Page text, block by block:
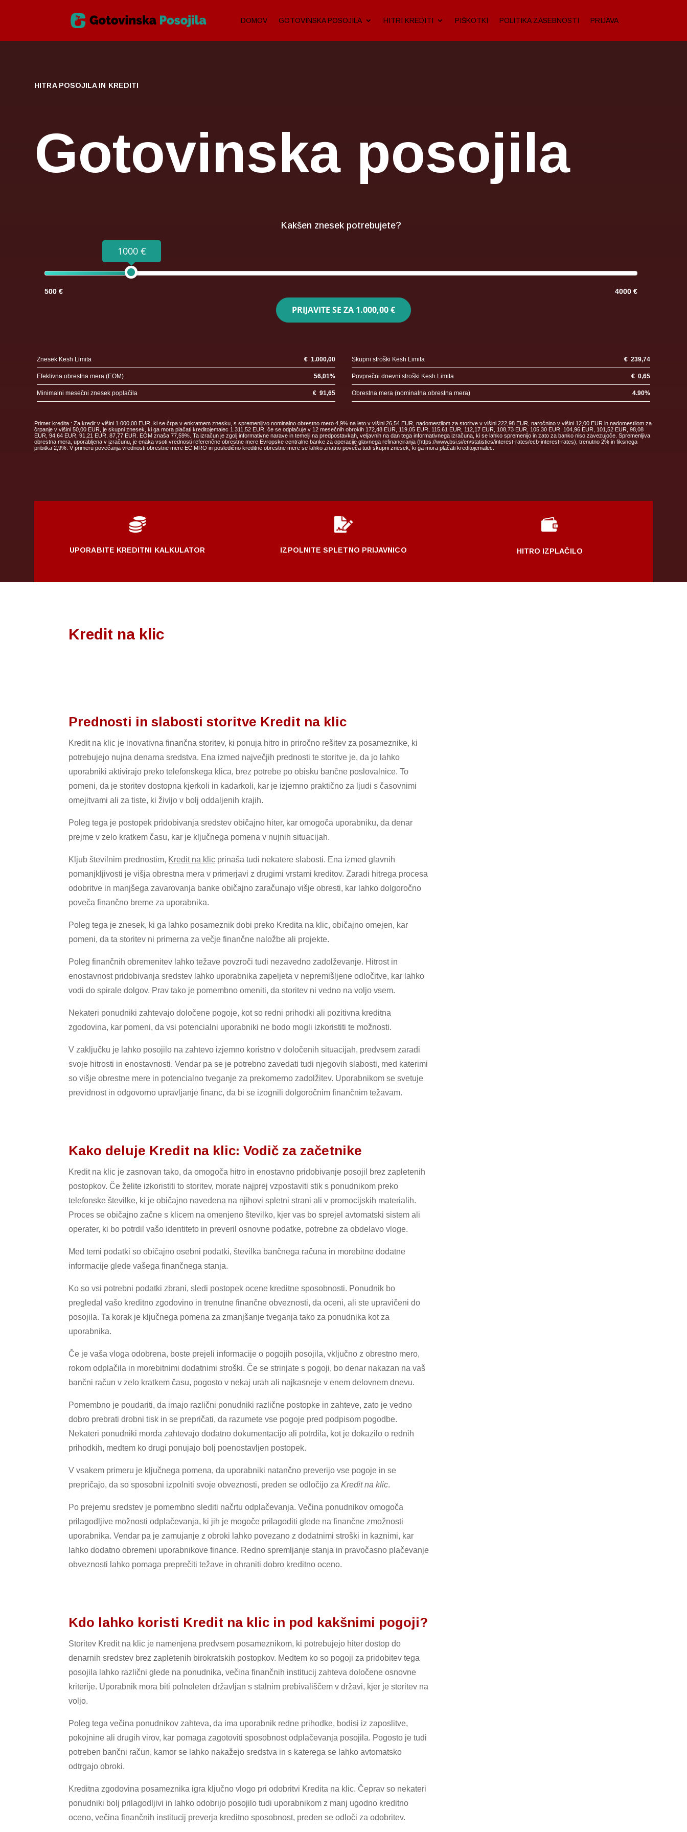
DOMOV GOTOVINSKA POSOJILA HITRI KREDITI PIŠKOTKI POLITIKA ZASEBNOSTI PRIJAVA
HITRA POSOJILA IN KREDITI
Gotovinska posojila
Kakšen znesek potrebujete?
1000 €
500 € 4000 €
PRIJAVITE SE ZA 1.000,00 €
Znesek Kesh Limita € 1.000,00 Skupni stroški Kesh Limita € 239,74
Efektivna obrestna mera (EOM) 56,01% Povprečni dnevni stroški Kesh Limita € 0,65
Minimalni mesečni znesek poplačila € 91,65 Obrestna mera (nominalna obrestna mera) 4.90%
Primer kredita : Za kredit v višini 1.000,00 EUR, ki se črpa v enkratnem znesku, s spremenljivo nominalno obrestno mero 4,9% na leto v višini 26,54 EUR, nadomestilom za storitve v višini 222,98 EUR, naročnino v višini 12,00 EUR in nadomestilom za
črpanje v višini 50,00 EUR, je skupni znesek, ki ga mora plačati kreditojemalec 1.311,52 EUR, če se odplačuje v 12 mesečnih obrokih 172,48 EUR, 119,05 EUR, 115,61 EUR, 112,17 EUR, 108,73 EUR, 105,30 EUR, 104,96 EUR, 101,52 EUR, 98,08
EUR, 94,64 EUR, 91,21 EUR, 87,77 EUR. EOM znaša 77,59%. Ta izračun je zgolj informativne narave in temelji na predpostavkah, veljavnih na dan tega informativnega izračuna, ki se lahko spremenijo in zato za banko niso zavezujoče. Spremenljiva
obrestna mera, uporabljena v izračunu, je enaka vsoti vrednosti referenčne obrestne mere Evropske centralne banke za operacije glavnega refinanciranja (https://www.bsi.si/en/statistics/interest-rates/ecb-interest-rates), trenutno 2% in fiksnega
pribitka 2,9%. V primeru povečanja vrednosti obrestne mere EC MRO in posledično kreditne obrestne mere se lahko znatno poveča tudi skupni znesek, ki ga mora plačati kreditojemalec.

UPORABITE KREDITNI KALKULATOR

IZPOLNITE SPLETNO PRIJAVNICO

HITRO IZPLAČILO
Kredit na klic
Prednosti in slabosti storitve Kredit na klic
Kredit na klic je inovativna finančna storitev, ki ponuja hitro in priročno rešitev za posameznike, ki
potrebujejo nujna denarna sredstva. Ena izmed največjih prednosti te storitve je, da jo lahko
uporabniki aktivirajo preko telefonskega klica, brez potrebe po obisku bančne poslovalnice. To
pomeni, da je storitev dostopna kjerkoli in kadarkoli, kar je izjemno praktično za ljudi s časovnimi
omejitvami ali za tiste, ki živijo v bolj oddaljenih krajih.
Poleg tega je postopek pridobivanja sredstev običajno hiter, kar omogoča uporabniku, da denar
prejme v zelo kratkem času, kar je ključnega pomena v nujnih situacijah.
Kljub številnim prednostim, Kredit na klic prinaša tudi nekatere slabosti. Ena izmed glavnih
pomanjkljivosti je višja obrestna mera v primerjavi z drugimi vrstami kreditov. Zaradi hitrega procesa
odobritve in manjšega zavarovanja banke običajno zaračunajo višje obresti, kar lahko dolgoročno
poveča finančno breme za uporabnika.
Poleg tega je znesek, ki ga lahko posameznik dobi preko Kredita na klic, običajno omejen, kar
pomeni, da ta storitev ni primerna za večje finančne naložbe ali projekte.
Poleg finančnih obremenitev lahko težave povzroči tudi nezavedno zadolževanje. Hitrost in
enostavnost pridobivanja sredstev lahko uporabnika zapeljeta v nepremišljene odločitve, kar lahko
vodi do spirale dolgov. Prav tako je pomembno omeniti, da storitev ni vedno na voljo vsem.
Nekateri ponudniki zahtevajo določene pogoje, kot so redni prihodki ali pozitivna kreditna
zgodovina, kar pomeni, da vsi potencialni uporabniki ne bodo mogli izkoristiti te možnosti.
V zaključku je lahko posojilo na zahtevo izjemno koristno v določenih situacijah, predvsem zaradi
svoje hitrosti in enostavnosti. Vendar pa se je potrebno zavedati tudi njegovih slabosti, med katerimi
so višje obrestne mere in potencialno tveganje za prekomerno zadolžitev. Uporabnikom se svetuje
previdnost in odgovorno upravljanje financ, da bi se izognili dolgoročnim finančnim težavam.
Kako deluje Kredit na klic: Vodič za začetnike
Kredit na klic je zasnovan tako, da omogoča hitro in enostavno pridobivanje posojil brez zapletenih
postopkov. Če želite izkoristiti to storitev, morate najprej vzpostaviti stik s ponudnikom preko
telefonske številke, ki je običajno navedena na njihovi spletni strani ali v promocijskih materialih.
Proces se običajno začne s klicem na omenjeno številko, kjer vas bo sprejel avtomatski sistem ali
operater, ki bo potrdil vašo identiteto in preveril osnovne podatke, potrebne za obdelavo vloge.
Med temi podatki so običajno osebni podatki, številka bančnega računa in morebitne dodatne
informacije glede vašega finančnega stanja.
Ko so vsi potrebni podatki zbrani, sledi postopek ocene kreditne sposobnosti. Ponudnik bo
pregledal vašo kreditno zgodovino in trenutne finančne obveznosti, da oceni, ali ste upravičeni do
posojila. Ta korak je ključnega pomena za zmanjšanje tveganja tako za ponudnika kot za
uporabnika.
Če je vaša vloga odobrena, boste prejeli informacije o pogojih posojila, vključno z obrestno mero,
rokom odplačila in morebitnimi dodatnimi stroški. Če se strinjate s pogoji, bo denar nakazan na vaš
bančni račun v zelo kratkem času, pogosto v nekaj urah ali najkasneje v enem delovnem dnevu.
Pomembno je poudariti, da imajo različni ponudniki različne postopke in zahteve, zato je vedno
dobro prebrati drobni tisk in se prepričati, da razumete vse pogoje pred podpisom pogodbe.
Nekateri ponudniki morda zahtevajo dodatno dokumentacijo ali potrdila, kot je dokazilo o rednih
prihodkih, medtem ko drugi ponujajo bolj poenostavljen postopek.
V vsakem primeru je ključnega pomena, da uporabniki natančno preverijo vse pogoje in se
prepričajo, da so sposobni izpolniti svoje obveznosti, preden se odločijo zaKredit na klic.
Po prejemu sredstev je pomembno slediti načrtu odplačevanja. Večina ponudnikov omogoča
prilagodljive možnosti odplačevanja, ki jih je mogoče prilagoditi glede na finančne zmožnosti
uporabnika. Vendar pa je zamujanje z obroki lahko povezano z dodatnimi stroški in kaznimi, kar
lahko dodatno obremeni uporabnikove finance. Redno spremljanje stanja in pravočasno plačevanje
obveznosti lahko pomaga preprečiti težave in ohraniti dobro kreditno oceno.
Kdo lahko koristi Kredit na klic in pod kakšnimi pogoji?
Storitev Kredit na klic je namenjena predvsem posameznikom, ki potrebujejo hiter dostop do
denarnih sredstev brez zapletenih birokratskih postopkov. Medtem ko so pogoji za pridobitev tega
posojila lahko različni glede na ponudnika, večina finančnih institucij zahteva določene osnovne
kriterije. Uporabnik mora biti polnoleten državljan s stalnim prebivališčem v državi, kjer je storitev na
voljo.
Poleg tega večina ponudnikov zahteva, da ima uporabnik redne prihodke, bodisi iz zaposlitve,
pokojnine ali drugih virov, kar pomaga zagotoviti sposobnost odplačevanja posojila. Pogosto je tudi
potreben bančni račun, kamor se lahko nakažejo sredstva in s katerega se lahko avtomatsko
odtrgajo obroki.
Kreditna zgodovina posameznika igra ključno vlogo pri odobritvi Kredita na klic. Čeprav so nekateri
ponudniki bolj prilagodljivi in lahko odobrijo posojilo tudi uporabnikom z manj ugodno kreditno
oceno, večina finančnih institucij preverja kreditno sposobnost, preden se odloči za odobritev.